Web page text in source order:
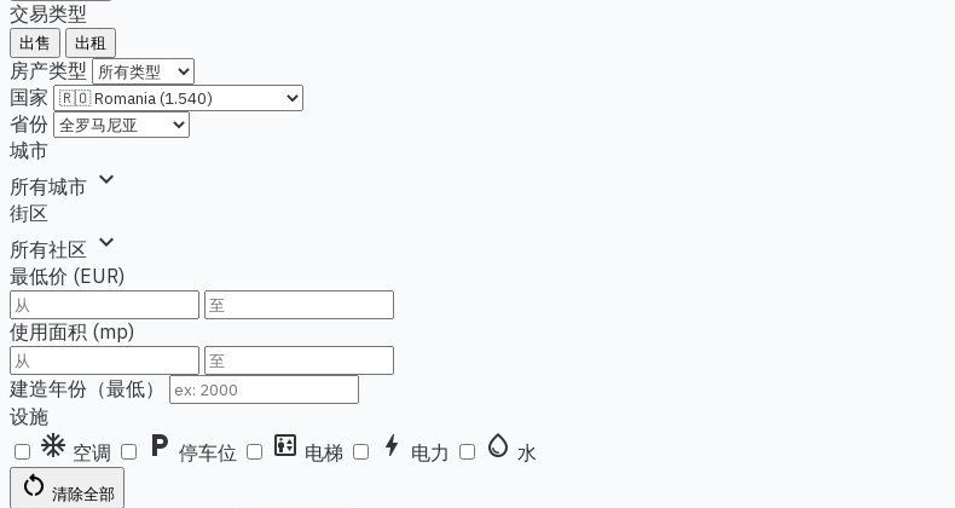
交易类型
出售 出租
房产类型
国家
省份
城市
所有城市 expand_more
街区
所有社区 expand_more
最低价 (EUR)
使用面积 (mp)
建造年份（最低）
设施
ac_unit 空调 local_parking 停车位 elevator 电梯 bolt 电力 water_drop 水
restart_alt 清除全部